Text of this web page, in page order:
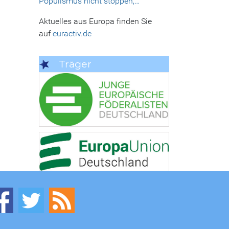
Aktuelles aus Europa finden Sie
aufeuractiv.de
Träger